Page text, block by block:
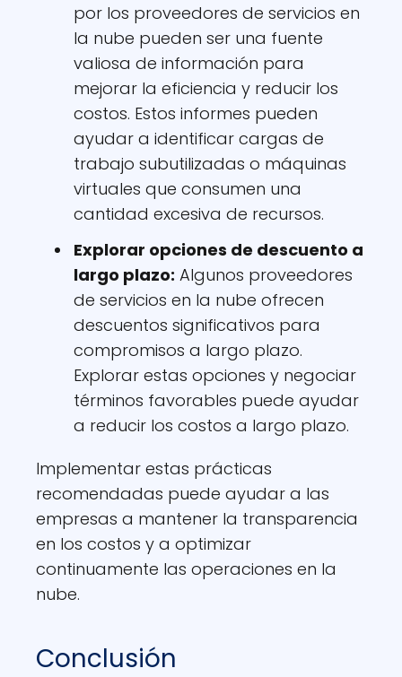
por los proveedores de servicios en
la nube pueden ser una fuente
valiosa de información para
mejorar la eficiencia y reducir los
costos. Estos informes pueden
ayudar a identificar cargas de
trabajo subutilizadas o máquinas
virtuales que consumen una
cantidad excesiva de recursos.
Explorar opciones de descuento a
largo plazo: Algunos proveedores
de servicios en la nube ofrecen
descuentos significativos para
compromisos a largo plazo.
Explorar estas opciones y negociar
términos favorables puede ayudar
a reducir los costos a largo plazo.
Implementar estas prácticas
recomendadas puede ayudar a las
empresas a mantener la transparencia
en los costos y a optimizar
continuamente las operaciones en la
nube.
Conclusión